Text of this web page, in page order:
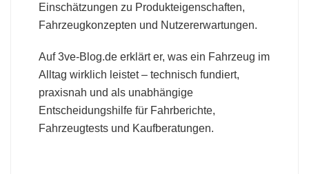
Einschätzungen zu Produkteigenschaften,
Fahrzeugkonzepten und Nutzererwartungen.
Auf 3ve-Blog.de erklärt er, was ein Fahrzeug im
Alltag wirklich leistet – technisch fundiert,
praxisnah und als unabhängige
Entscheidungshilfe für Fahrberichte,
Fahrzeugtests und Kaufberatungen.